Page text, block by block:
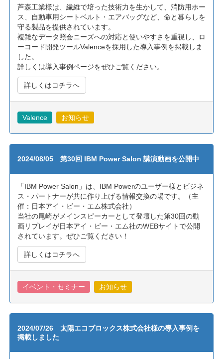
芦森工業様は、繊維で培った技術力を生かして、消防用ホー
ス、自動車用シートベルト・エアバッグなど、命と暮らしを
守る製品を提供されています。
複雑なデータ照会ニーズへの対応と使いやすさを重視し、ロ
ーコード開発ツールValenceを採用した導入事例を掲載しま
した。
詳しくは導入事例ページをぜひご覧ください。
詳しくはコチラへ
Valence お知らせ
2024/08/05 第30回 IBM Power Salon 講演動画を公開中
「IBM Power Salon」は、IBM Powerのユーザー様とビジネ
ス・パートナーが共に作り上げる情報交換の場です。（主
催：日本アイ・ビー・エム株式会社）
当社の尾崎がメインスピーカーとして登壇した第30回の動
画リプレイが日本アイ・ビー・エム社のWEBサイトで公開
されています。ぜひご覧ください！
詳しくはコチラへ
イベント・セミナー お知らせ
2024/07/26 太陽エコブロックス株式会社様の導入事例を
掲載しました